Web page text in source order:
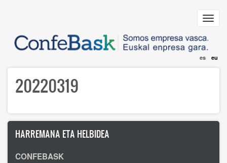
content
es eu
20220319
HARREMANA ETA HELBIDEA
CONFEBASK